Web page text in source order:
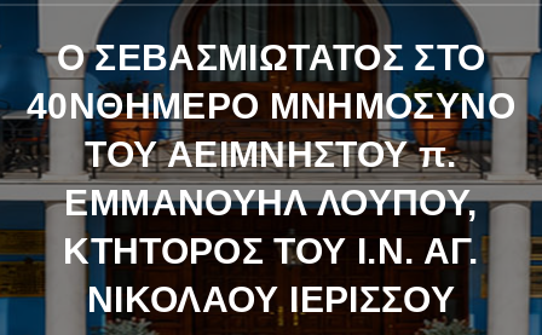
Ο ΣΕΒΑΣΜΙΩΤΑΤΟΣ ΣΤΟ
40ΝΘΗΜΕΡΟ ΜΝΗΜΟΣΥΝΟ
ΤΟΥ ΑΕΙΜΝΗΣΤΟΥ π.
ΕΜΜΑΝΟΥΗΛ ΛΟΥΠΟΥ,
ΚΤΗΤΟΡΟΣ ΤΟΥ Ι.Ν. ΑΓ.
ΝΙΚΟΛΑΟΥ ΙΕΡΙΣΣΟΥ